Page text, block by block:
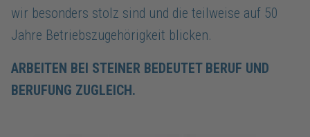
wir besonders stolz sind und die teilweise auf 50
Jahre Betriebszugehörigkeit blicken.
ARBEITEN BEI STEINER BEDEUTET BERUF UND
BERUFUNG ZUGLEICH.